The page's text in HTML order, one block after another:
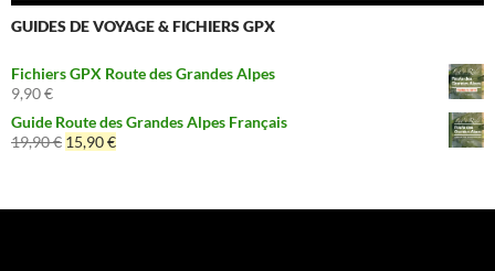
19,90 €.15,90 €.
GUIDES DE VOYAGE & FICHIERS GPX
Fichiers GPX Route des Grandes Alpes
9,90€
Guide Route des Grandes Alpes Français
19,90€ Le
15,90€Le